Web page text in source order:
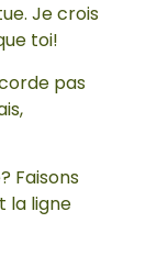
Je crois
toi!
pas
Faisons
la ligne